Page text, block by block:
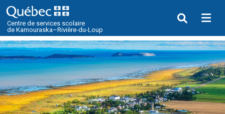
Centre de services scolaire
de Kamouraska–Rivière-du-Loup